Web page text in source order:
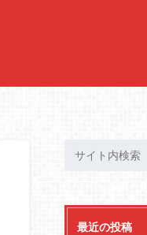
最近の投稿